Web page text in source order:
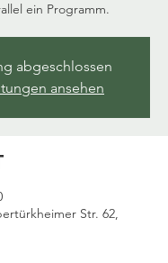
ein Programm.
abgeschlossen
ansehen
Str. 62,